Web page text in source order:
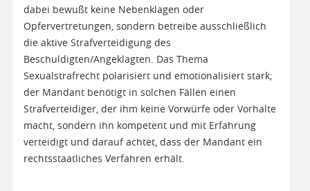
dabei bewußt keine Nebenklagen oder
Opfervertretungen, sondern betreibe ausschließlich
die aktive Strafverteidigung des
Beschuldigten/Angeklagten. Das Thema
Sexualstrafrecht polarisiert und emotionalisiert stark;
der Mandant benötigt in solchen Fällen einen
Strafverteidiger, der ihm keine Vorwürfe oder Vorhalte
macht, sondern ihn kompetent und mit Erfahrung
verteidigt und darauf achtet, dass der Mandant ein
rechtsstaatliches Verfahren erhält.